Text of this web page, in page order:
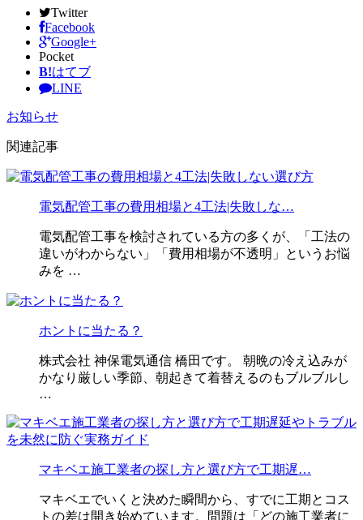
Twitter
Facebook
Google+
Pocket
B!はてブ
LINE
お知らせ
関連記事
電気配管工事の費用相場と4工法|失敗しな…
電気配管工事を検討されている方の多くが、「工法の
違いがわからない」「費用相場が不透明」というお悩
みを …
ホントに当たる？
株式会社 神保電気通信 橋田です。 朝晩の冷え込みが
かなり厳しい季節、朝起きて着替えるのもブルブルし
…
マキベエ施工業者の探し方と選び方で工期遅…
マキベエでいくと決めた瞬間から、すでに工期とコス
トの差は開き始めています。問題は「どの施工業者に